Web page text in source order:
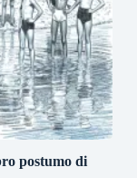
postumo di